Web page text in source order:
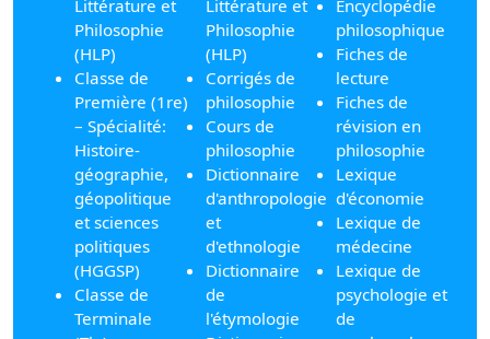
Littérature et
Philosophie
(HLP)
Classe de
Première (1re)
– Spécialité:
Histoire-
géographie,
géopolitique
et sciences
politiques
(HGGSP)
Classe de
Terminale
Littérature et
Philosophie
(HLP)
Corrigés de
philosophie
Cours de
philosophie
Dictionnaire
d'anthropologie
et
d'ethnologie
Dictionnaire
de
l'étymologie
Encyclopédie
philosophique
Fiches de
lecture
Fiches de
révision en
philosophie
Lexique
d'économie
Lexique de
médecine
Lexique de
psychologie et
de